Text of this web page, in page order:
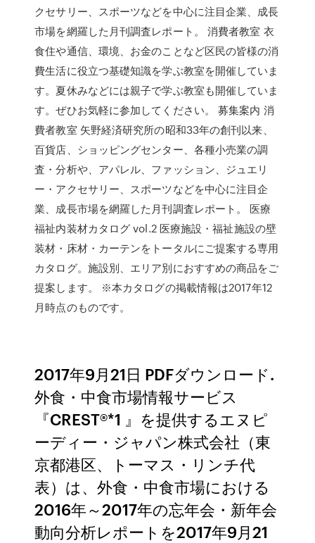
クセサリー、スポーツなどを中心に注目企業、成長
市場を網羅した月刊調査レポート。 消費者教室 衣
食住や通信、環境、お金のことなど区民の皆様の消
費生活に役立つ基礎知識を学ぶ教室を開催していま
す。夏休みなどには親子で学ぶ教室も開催していま
す。ぜひお気軽に参加してください。 募集案内 消
費者教室 矢野経済研究所の昭和33年の創刊以来、
百貨店、ショッピングセンター、各種小売業の調
査・分析や、アパレル、ファッション、ジュエリ
ー・アクセサリー、スポーツなどを中心に注目企
業、成長市場を網羅した月刊調査レポート。 医療
福祉内装材カタログ vol.2 医療施設・福祉施設の壁
装材・床材・カーテンをトータルにご提案する専用
カタログ。施設別、エリア別におすすめの商品をご
提案します。 ※本カタログの掲載情報は2017年12
月時点のものです。
2017年9月21日 PDFダウンロード.
外食・中食市場情報サービス
『CREST®*1 』を提供するエヌピ
ーディー・ジャパン株式会社（東
京都港区、トーマス・リンチ代
表）は、外食・中食市場における
2016年～2017年の忘年会・新年会
動向分析レポートを2017年9月21